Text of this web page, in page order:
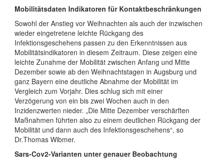
Mobilitätsdaten Indikatoren für Kontaktbeschränkungen
Sowohl der Anstieg vor Weihnachten als auch der inzwischen
wieder eingetretene leichte Rückgang des
Infektionsgeschehens passen zu den Erkenntnissen aus
Mobilitätsindikatoren in diesem Zeitraum. Diese zeigen eine
leichte Zunahme der Mobilität zwischen Anfang und Mitte
Dezember sowie ab den Weihnachtstagen in Augsburg und
ganz Bayern eine deutliche Abnahme der Mobilität im
Vergleich zum Vorjahr. Dies schlug sich mit einer
Verzögerung von ein bis zwei Wochen auch in den
Inzidenzwerten nieder. „Die Mitte Dezember verschärften
Maßnahmen führten also zu einem deutlichen Rückgang der
Mobilität und dann auch des Infektionsgeschehens“, so
Dr.Thomas Wibmer.
Sars-Cov2-Varianten unter genauer Beobachtung